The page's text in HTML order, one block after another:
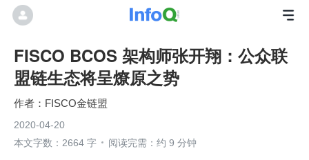
FISCO BCOS 架构师张开翔：公众联
盟链生态将呈燎原之势
FISCO金链盟
2020-04-20
本文字数：2664 字
阅读完需：约 9 分钟